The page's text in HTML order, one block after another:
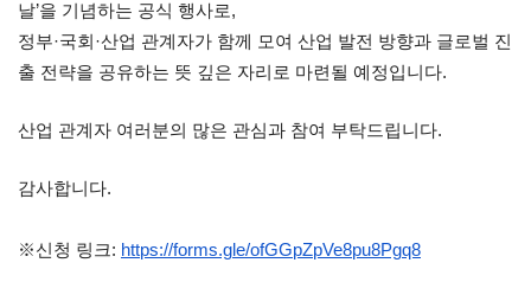
날’을 기념하는 공식 행사로,
정부·국회·산업 관계자가 함께 모여 산업 발전 방향과 글로벌 진
출 전략을 공유하는 뜻 깊은 자리로 마련될 예정입니다.
산업 관계자 여러분의 많은 관심과 참여 부탁드립니다.
감사합니다.
※신청 링크: https://forms.gle/ofGGpZpVe8pu8Pgq8